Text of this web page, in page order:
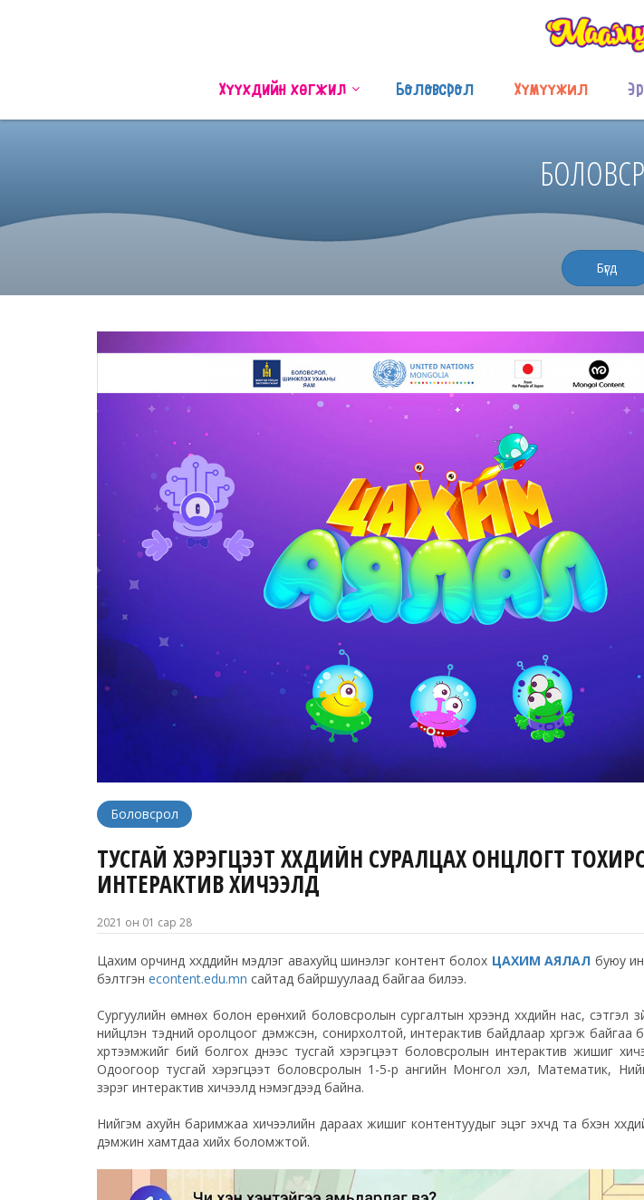
Хүүхдийн хөгжил Боловсрол Хүмүүжил
Бүгд
Боловсрол
ТУСГАЙ ХЭРЭГЦЭЭТ ХҮҮХДИЙН СУРАЛЦАХ ОНЦЛОГТ
ИНТЕРАКТИВ ХИЧЭЭЛҮҮД
2021 он 01 сар 28
Цахим орчинд хүүхдүүдийн мэдлэг авахуйц шинэлэг контент болох ЦАХИМ АЯЛАЛ буюу
бэлтгэн econtent.edu.mn сайтад байршуулаад байгаа билээ.
Сургуулийн өмнөх болон ерөнхий боловсролын сургалтын хүрээнд хүүхдийн нас, сэтгэл
нийцүүлэн тэдний оролцоог дэмжсэн, сонирхолтой, интерактив байдлаар хүргэж
хүртээмжийг бий болгох үүднээс тусгай хэрэгцээт боловсролын интерактив жишиг
Одоогоор тусгай хэрэгцээт боловсролын 1-5-р ангийн Монгол хэл, Математик,
зэрэг интерактив хичээлүүд нэмэгдээд байна.
Нийгэм ахуйн баримжаа хичээлийн дараах жишиг контентуудыг эцэг эхчүүд та бүхэн
дэмжин хамтдаа хийх боломжтой.